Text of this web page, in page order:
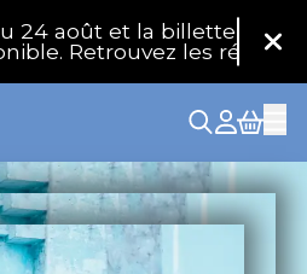
la billetterie physique
les réponses à vos